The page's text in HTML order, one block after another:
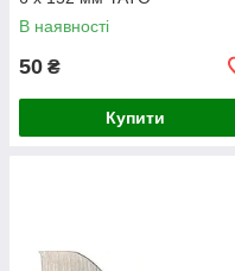
В наявності
50 ₴
Купити